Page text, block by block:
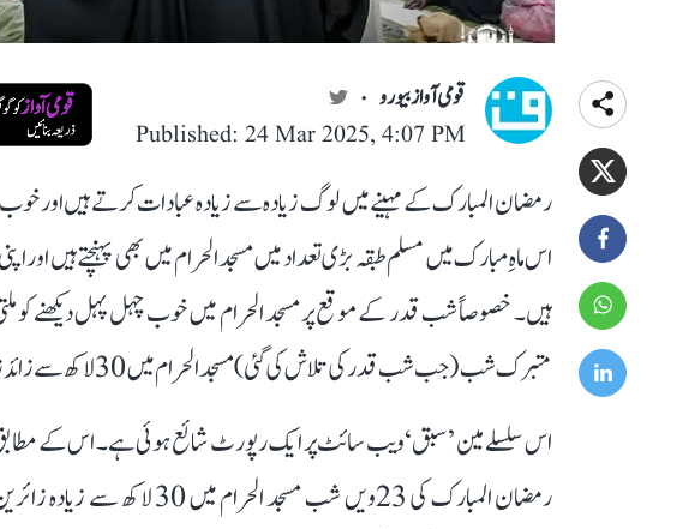
قومی آواز بیورو
Published: 24 Mar 2025, 4:07 PM
رمضان المبارک کے مہینے میں لوگ زیادہ سے زیادہ عبادات کرتے ہیں اور
اس ماہِ مبارک میں مسلم طبقہ بڑی تعداد میں مسجد الحرام میں بھی پہنچتے ہیں
متبرک شب (جب شب قدر کی تلاش کی گئی) مسجد الحرام میں 30 لاکھ سے زائد زائرین کی آمد ہوئی۔
اس سلسلے مین ’سبق‘ ویب سائٹ پر ایک رپورٹ شائع ہوئی ہے۔ اس کے مطابق
رمضان المبارک کی 23ویں شب مسجد